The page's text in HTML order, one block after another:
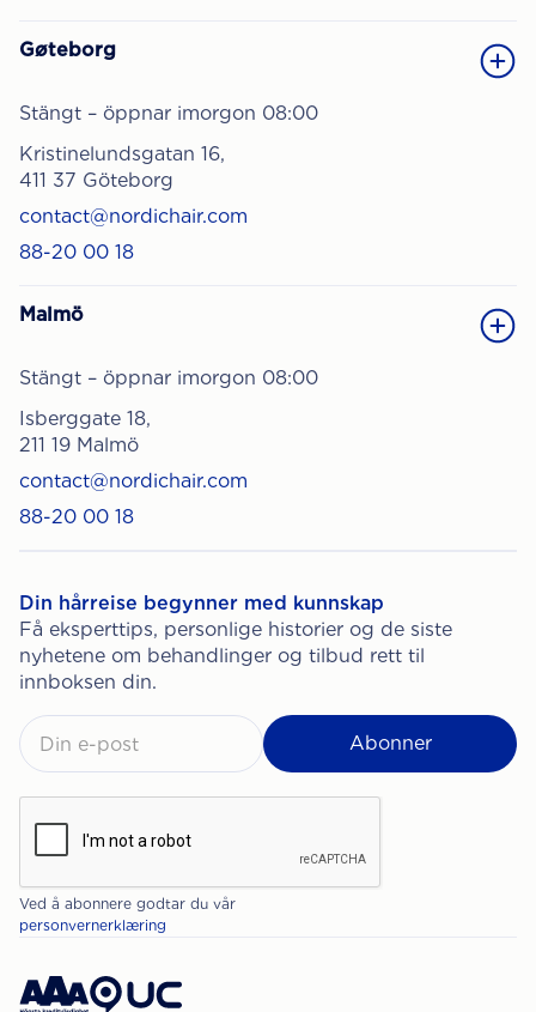
Gøteborg
Stängt – öppnar imorgon 08:00
Kristinelundsgatan 16,
411 37 Göteborg
contact@nordichair.com
88-20 00 18
Malmö
Stängt – öppnar imorgon 08:00
Isberggate 18,
211 19 Malmö
contact@nordichair.com
88-20 00 18
Din hårreise begynner med kunnskap
Få eksperttips, personlige historier og de siste
nyhetene om behandlinger og tilbud rett til
innboksen din.
Ved å abonnere godtar du vår
personvernerklæring